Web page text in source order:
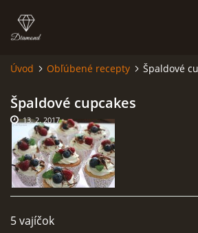
NIEČO O MNE A MOJEJ ZÁĽUBE
FÓRUM - PORADŇA
Úvod Obľúbené recepty Špaldové
Špaldové cupcakes
13. 2. 2017
5 vajíčok